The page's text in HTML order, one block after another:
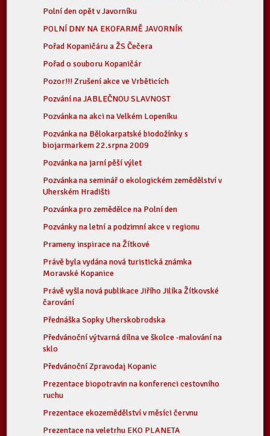
Polní den opět v Javorníku
POLNÍ DNY NA EKOFARMĚ JAVORNÍK
Pořad Kopaničáru a ŽS Čečera
Pořad o souboru Kopaničár
Pozor!!! Zrušení akce ve Vrběticích
Pozvání na JABLEČNOU SLAVNOST
Pozvánka na akci na Velkém Lopeníku
Pozvánka na Bělokarpatské biodožínky s
biojarmarkem 22.srpna 2009
Pozvánka na jarní pěší výlet
Pozvánka na seminář o ekologickém zemědělství v
Uherském Hradišti
Pozvánka pro zemědělce na Polní den
Pozvánky na letní a podzimní akce v regionu
Prameny inspirace na Žítkové
Právě byla vydána nová turistická známka
Moravské Kopanice
Právě vyšla nová publikace Jiřího Jilíka Žítkovské
čarování
Přednáška Sopky Uherskobrodska
Předvánoční výtvarná dílna ve školce -malování na
sklo
Předvánoční Zpravodaj Kopanic
Prezentace biopotravin na konferenci cestovního
ruchu
Prezentace ekozemědělství v měsíci červnu
Prezentace na veletrhu EKO PLANETA